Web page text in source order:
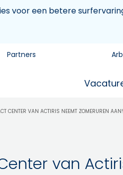
voor een betere
Partners
CENTER VAN ACTIRIS NEEMT ZOMERUREN AAN!
van